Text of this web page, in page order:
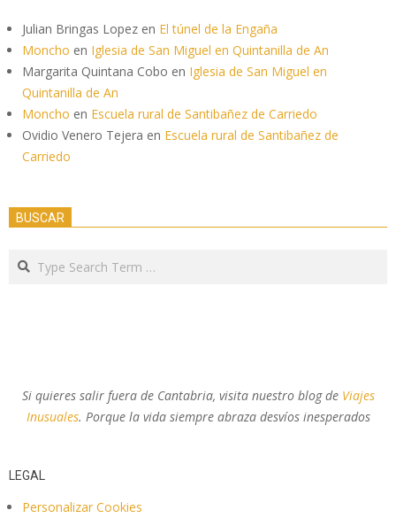
Julian Bringas Lopez en El túnel de la Engaña
Moncho en Iglesia de San Miguel en Quintanilla de An
Margarita Quintana Cobo en Iglesia de San Miguel en
Quintanilla de An
Moncho en Escuela rural de Santibañez de Carriedo
Ovidio Venero Tejera en Escuela rural de Santibañez de
Carriedo
BUSCAR
Search
Si quieres salir fuera de Cantabria, visita nuestro blog de Viajes
Inusuales. Porque la vida siempre abraza desvíos inesperados
LEGAL
Personalizar Cookies